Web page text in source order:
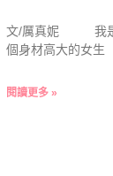
文/厲真妮 我
個身材高大的女生
閱讀更多 »